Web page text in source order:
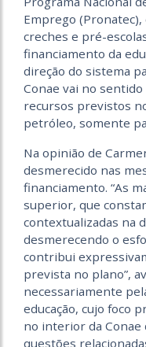
Emprego
creches e pré-
financiamento da
direção do sistema
Conae vai no
recursos previstos
petróleo, somente
Na opinião de
desmerecido nas
financiamento. “As
superior, que
contextualizadas na
desmerecendo o
contribui
prevista no plano”,
necessariamente
educação, cujo foco
no interior da
questões